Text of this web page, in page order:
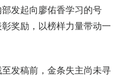
发起向廖佑香学习的号
奖励，以榜样力量带动一
发稿前，金条失主尚未寻